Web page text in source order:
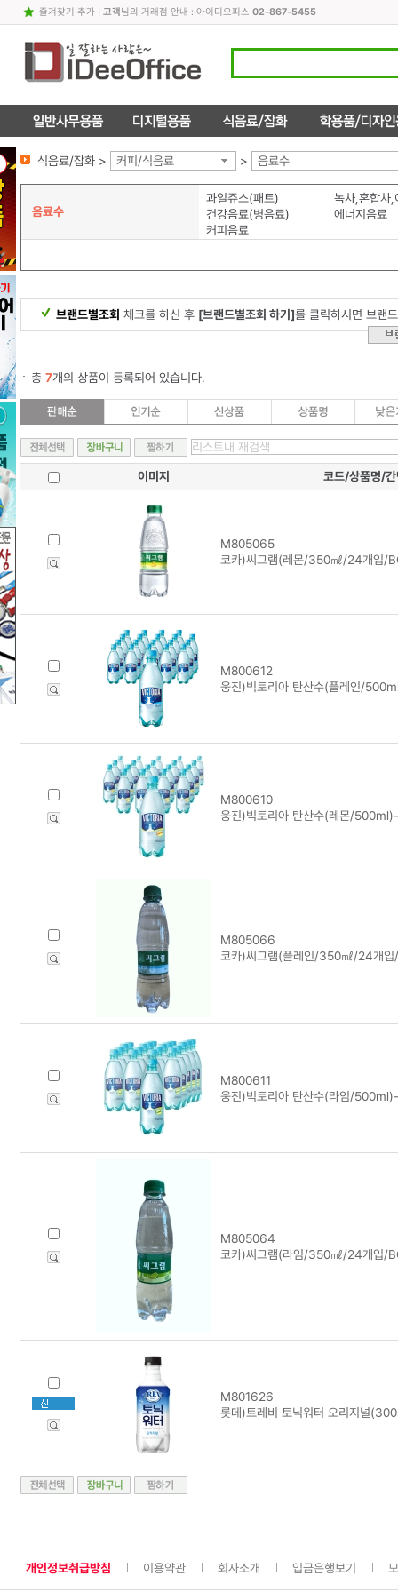
즐겨찾기 추가| 고객님의 거래점 안내 : 아이디오피스 02-867-5455
식음료/잡화 > 커피/식음료 > 음료수
음료수
과일쥬스(패트)
녹차,혼합차,
건강음료(병음료)
에너지음료
커피음료
브랜드별조회 체크를 하신 후 [브랜드별조회 하기]를 클릭하시면 브랜
총 7개의 상품이 등록되어 있습니다.
이미지 코드/상품명/간
M805065
코카)씨그램(레몬/350㎖/24개입/
M800612
웅진)빅토리아 탄산수(플레인/
M800610
웅진)빅토리아 탄산수(레몬/
M805066
코카)씨그램(플레인/350㎖/24개
M800611
웅진)빅토리아 탄산수(라임/
M805064
코카)씨그램(라임/350㎖/24개입/
M801626
롯데)트레비 토닉워터 오리지널
개인정보취급방침 이용약관 회사소개 입금은행보기